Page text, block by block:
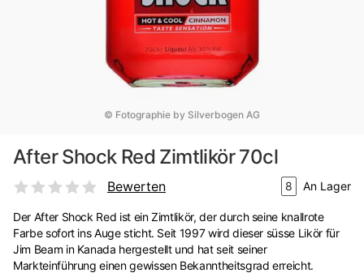
© Fotographie by Silverbogen AG
After Shock Red Zimtlikör 70cl
Bewerten 8 An Lager
Der After Shock Red ist ein Zimtlikör, der durch seine knallrote
Farbe sofort ins Auge sticht. Seit 1997 wird dieser süsse Likör für
Jim Beam in Kanada hergestellt und hat seit seiner
Markteinführung einen gewissen Bekanntheitsgrad erreicht.